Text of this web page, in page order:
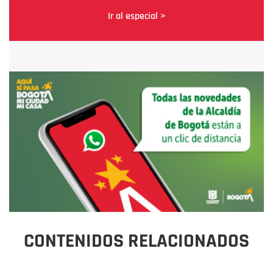
Ir al especial >
CONTENIDOS RELACIONADOS